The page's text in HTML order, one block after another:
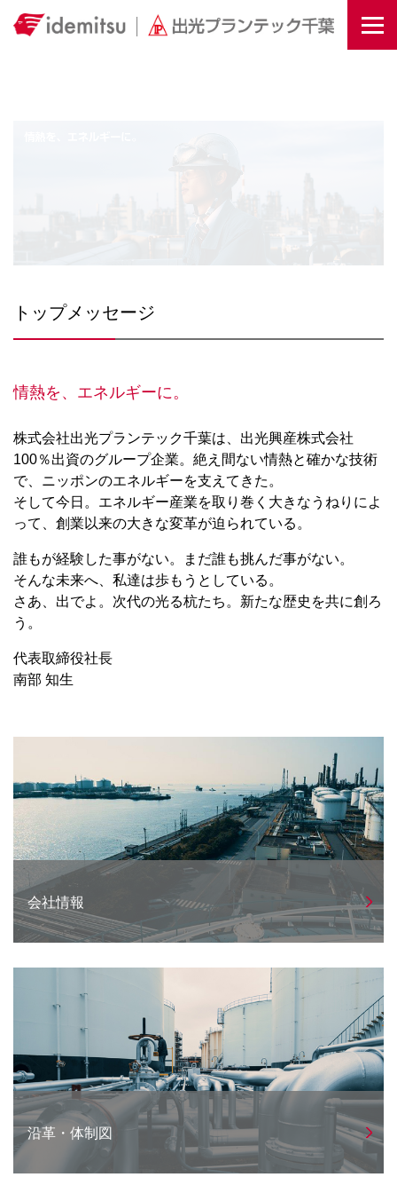
トップメッセージ
情熱を、エネルギーに。
株式会社出光プランテック千葉は、出光興産株式会社
100％出資のグループ企業。絶え間ない情熱と確かな技術
で、ニッポンのエネルギーを支えてきた。
そして今日。エネルギー産業を取り巻く大きなうねりによ
って、創業以来の大きな変革が迫られている。
誰もが経験した事がない。まだ誰も挑んだ事がない。
そんな未来へ、私達は歩もうとしている。
さあ、出でよ。次代の光る杭たち。新たな歴史を共に創ろ
う。
代表取締役社長
南部 知生
会社情報
沿革・体制図